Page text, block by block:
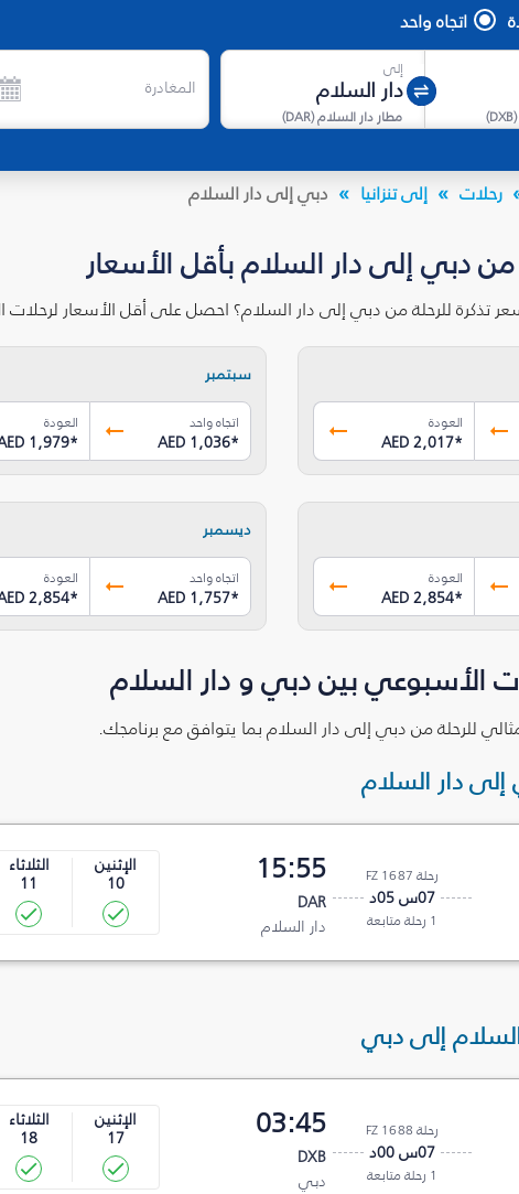
اتجاه واحد
(
DXB
)
إلى
مطار دار السلام(
DAR
)
المغادرة
رحلات إلى تنزانيا دبي إلى دار السلام
من دبي إلى دار السلام بأقل الأسعار
تذكرة للرحلة من دبي إلى دار السلام؟ احصل على أقل الأسعار لرحلات
العودة
AED 2,017*
سبتمبر
اتجاه واحد
AED 1,036*
العودة
1,979*
العودة
AED 2,854*
ديسمبر
اتجاه واحد
AED 1,757*
العودة
2,854*
الأسبوعي بين دبي و دار السلام
للرحلة من دبي إلى دار السلام بما يتوافق مع برنامجك.
إلى دار السلام
رحلة FZ 1687
07س 05د
1 رحلة متابعة
15:55
DAR
دار السلام
الإثنين
10
الثلاثاء
11
السلام إلى دبي
رحلة FZ 1688
07س 00د
1 رحلة متابعة
03:45
DXB
دبي
الإثنين
17
الثلاثاء
18